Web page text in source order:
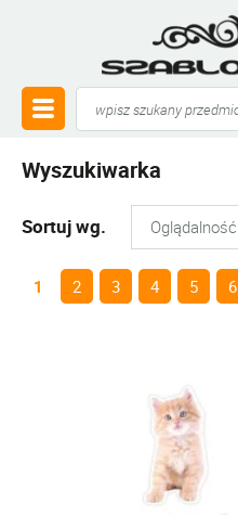
Wyszukiwarka
Sortuj wg.
1 2 3 4 5 6